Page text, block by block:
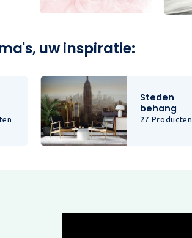
uw inspiratie:
Steden
behang
27 Producten